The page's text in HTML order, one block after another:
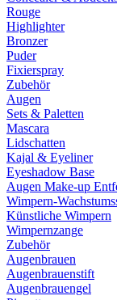
Rouge
Highlighter
Bronzer
Puder
Fixierspray
Zubehör
Augen
Sets & Paletten
Mascara
Lidschatten
Kajal & Eyeliner
Eyeshadow Base
Augen Make-up
Wimpern-
Künstliche Wimpern
Wimpernzange
Zubehör
Augenbrauen
Augenbrauenstift
Augenbrauengel